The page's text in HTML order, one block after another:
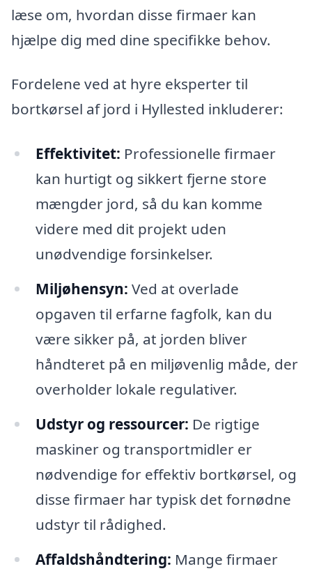
læse om, hvordan disse firmaer kan
hjælpe dig med dine specifikke behov.
Fordelene ved at hyre eksperter til
bortkørsel af jord i Hyllested inkluderer:
Effektivitet: Professionelle firmaer
kan hurtigt og sikkert fjerne store
mængder jord, så du kan komme
videre med dit projekt uden
unødvendige forsinkelser.
Miljøhensyn: Ved at overlade
opgaven til erfarne fagfolk, kan du
være sikker på, at jorden bliver
håndteret på en miljøvenlig måde, der
overholder lokale regulativer.
Udstyr og ressourcer: De rigtige
maskiner og transportmidler er
nødvendige for effektiv bortkørsel, og
disse firmaer har typisk det fornødne
udstyr til rådighed.
Affaldshåndtering: Mange firmaer